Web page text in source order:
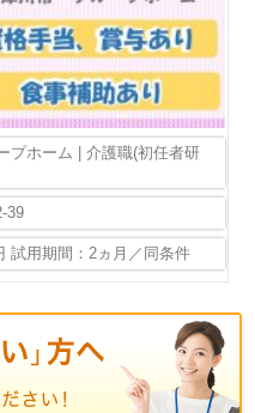
プホーム | 介護職(初任者研
39
試用期間：2ヵ月／同条件